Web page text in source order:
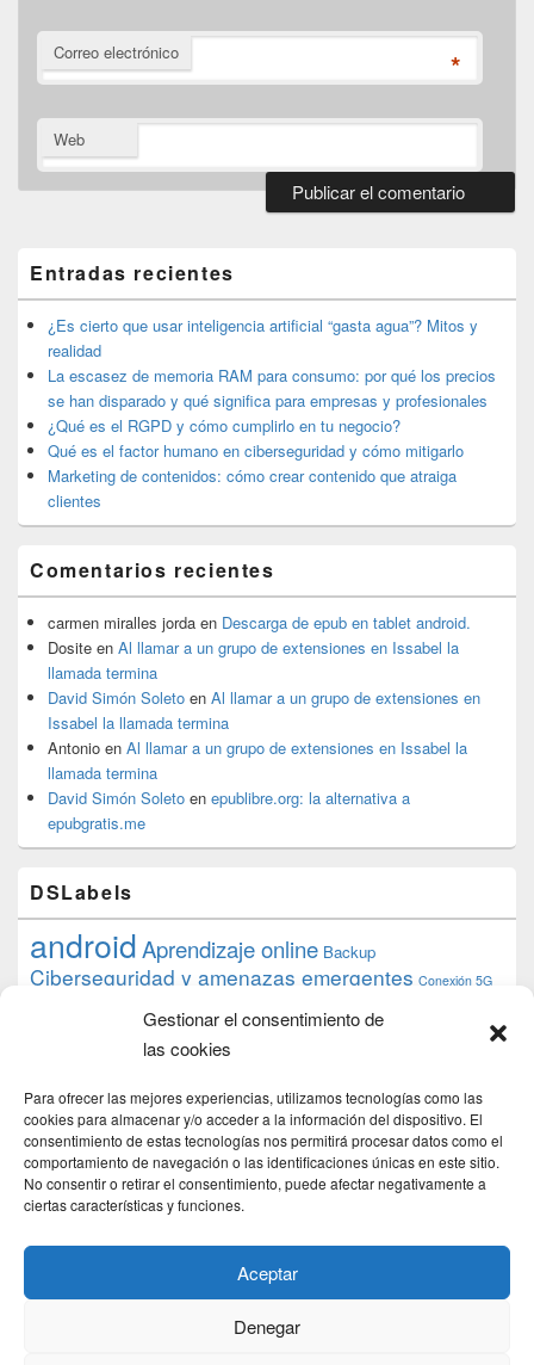
Gestionar el consentimiento de
las cookies
Para ofrecer las mejores experiencias, utilizamos tecnologías como las
cookies para almacenar y/o acceder a la información del dispositivo. El
consentimiento de estas tecnologías nos permitirá procesar datos como el
comportamiento de navegación o las identificaciones únicas en este sitio.
No consentir o retirar el consentimiento, puede afectar negativamente a
ciertas características y funciones.
Aceptar
Denegar
Correo electrónico *
Web
de
widget
barra
lateral
primaria
Entradas recientes
¿Es cierto que usar inteligencia artificial “gasta agua”? Mitos y
realidad
La escasez de memoria RAM para consumo: por qué los precios
se han disparado y qué significa para empresas y profesionales
¿Qué es el RGPD y cómo cumplirlo en tu negocio?
Qué es el factor humano en ciberseguridad y cómo mitigarlo
Marketing de contenidos: cómo crear contenido que atraiga
clientes
Comentarios recientes
carmen miralles jorda en Descarga de epub en tablet android.
Dosite en Al llamar a un grupo de extensiones en Issabel la
llamada termina
David Simón Soleto en Al llamar a un grupo de extensiones en
Issabel la llamada termina
Antonio en Al llamar a un grupo de extensiones en Issabel la
llamada termina
David Simón Soleto en epublibre.org: la alternativa a
epubgratis.me
DSLabels
androidAprendizaje online Backup
Ciberseguridad y amenazas emergentes Conexión 5G
datos debian desarrollo web
Formación Google
iphone
proyecto PS4 python Raspberryraspberrypi
raspbian review Servidor Web Sostenibilidad
tecnológicaTecnología torrent
transmissiontutorial ubuntu server Windows